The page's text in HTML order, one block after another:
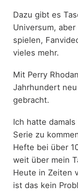
Dazu gibt es
Universum,
spielen,
vieles mehr.
Mit Perry
Jahrhundert
gebracht.
Ich hatte
Serie zu
Hefte bei über
weit über mein
Heute in Zeiten
ist das kein